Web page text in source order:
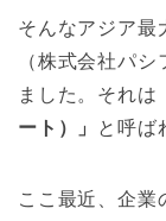
そんなアジア最
（株式会社パ
ました。それは
ート）」
と呼ば
ここ最近、企業